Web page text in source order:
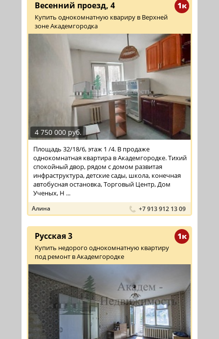
1к
Весенний проезд, 4
Купить однокомнатную квариру в Верхней
зоне Академгородка
4 750 000 руб.
Площадь 32/18/6, этаж 1 /4. В продаже
однокомнатная квартира в Академгородке. Тихий
спокойный двор, рядом с домом развитая
инфраструктура, детские сады, школа, конечная
автобусная остановка, Торговый Центр, Дом
Ученых, Н ...
Алина +7 913 912 13 09
1к
Русская 3
Купить недорого однокомнатную квартиру
под ремонт в Академгородке